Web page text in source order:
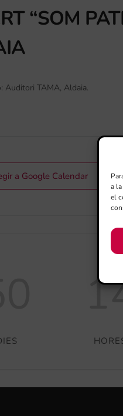
a
el
“SOM
Auditori TAMA, Aldaia.
a Google Calendar